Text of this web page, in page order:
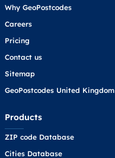
Why GeoPostcodes
Careers
Pricing
Contact us
Sitemap
GeoPostcodes United Kingdom
Products
ZIP code Database
Cities Database